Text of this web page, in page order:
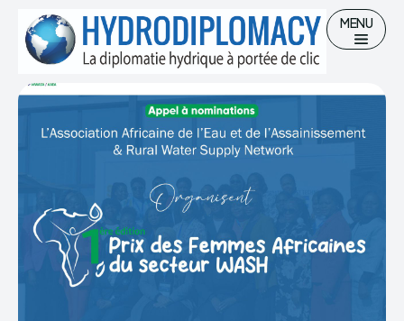
Chercher
Accueil
Hydro-diplomatie
Gestion des Ressources en eau
MENU